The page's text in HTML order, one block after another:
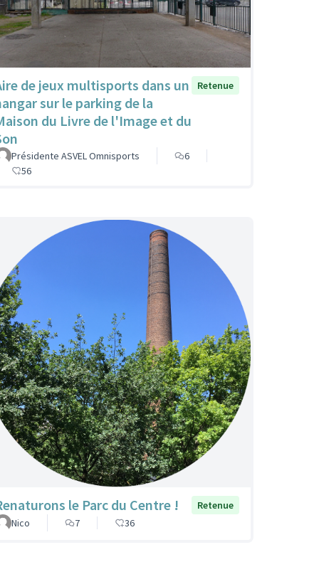
de jeux multisports dans un
sur le parking de la
du Livre de l'Image et du
Retenue
Présidente ASVEL Omnisports
6
56
le Parc du Centre !
Retenue
Nico
7 36